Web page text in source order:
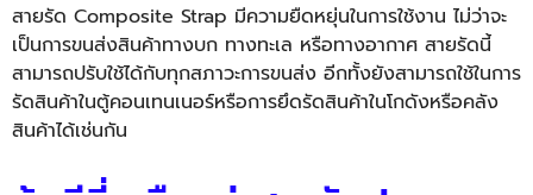
สายรัด Composite Strap มีความยืดหยุ่นในการใช้งาน ไม่ว่าจะ
เป็นการขนส่งสินค้าทางบก ทางทะเล หรือทางอากาศ สายรัดนี้
สามารถปรับใช้ได้กับทุกสภาวะการขนส่ง อีกทั้งยังสามารถใช้ในการ
รัดสินค้าในตู้คอนเทนเนอร์หรือการยึดรัดสินค้าในโกดังหรือคลัง
สินค้าได้เช่นกัน